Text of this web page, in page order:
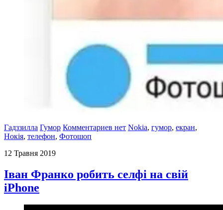
Гадззилла Гумор Комментариев нет Nokia, гумор, екран,
Нокія, телефон, Фотошоп
12 Травня 2019
Іван Франко робить селфі на свій
iPhone